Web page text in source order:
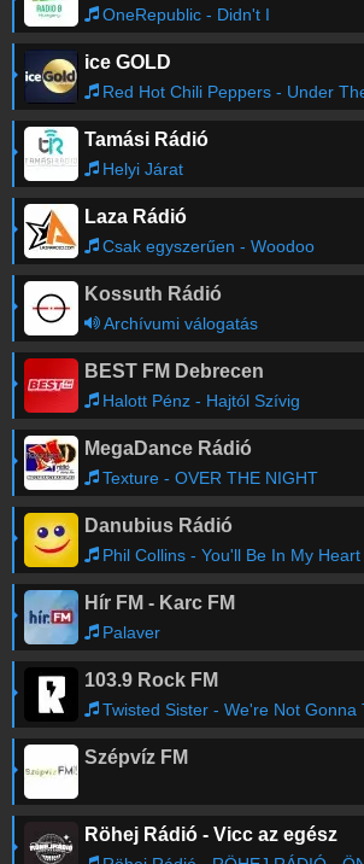
OneRepublic - Didn't I
ice GOLD
Red Hot Chili Peppers - Under
Tamási Rádió
Helyi Járat
Laza Rádió
Csak egyszerűen - Woodoo
Kossuth Rádió
Archívumi válogatás
BEST FM Debrecen
Halott Pénz - Hajtól Szívig
MegaDance Rádió
Texture - OVER THE NIGHT
Danubius Rádió
Phil Collins - You'll Be In My Heart
Hír FM - Karc FM
Palaver
103.9 Rock FM
Twisted Sister - We're Not Gonna
Szépvíz FM
Röhej Rádió - Vicc az egész